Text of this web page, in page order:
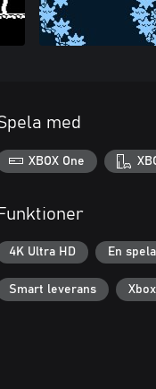
med
XBOX One
Funktioner
4K Ultra HD En
Smart leverans